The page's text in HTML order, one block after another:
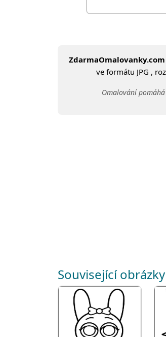
ZdarmaOmalovanky.com
ve formátu JPG ,
Omalování
Související